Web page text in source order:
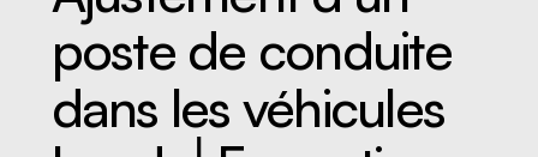
Trouver votre conseiller.ère
poste de conduite
dans les véhicules